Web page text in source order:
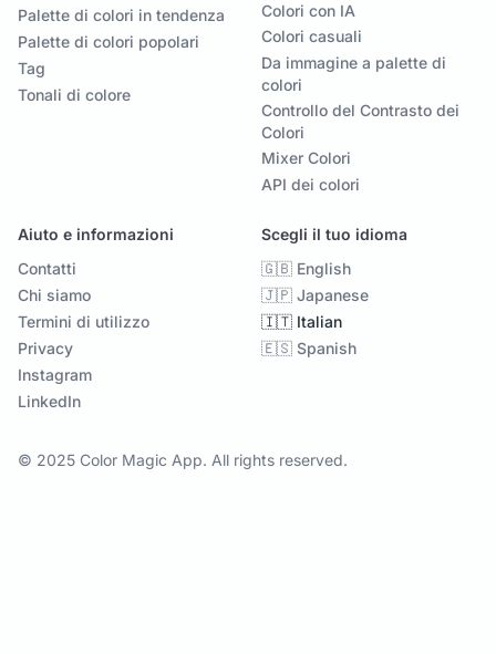
Palette di colori in tendenza
Palette di colori popolari
Tag
Tonali di colore
Colori con IA
Colori casuali
Da immagine a palette di
colori
Controllo del Contrasto dei
Colori
Mixer Colori
API dei colori
Aiuto e informazioni
Contatti
Chi siamo
Termini di utilizzo
Privacy
Instagram
LinkedIn
Scegli il tuo idioma
🇬🇧 English
🇯🇵 Japanese
🇮🇹 Italian
🇪🇸 Spanish
© 2025 Color Magic App. All rights reserved.